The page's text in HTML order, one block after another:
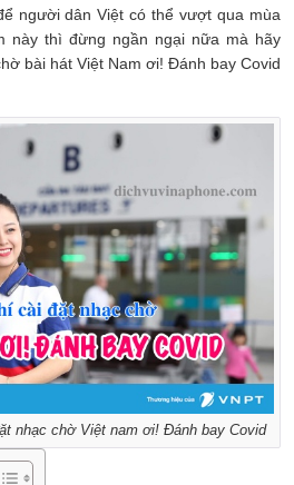
người dân Việt có thể vượt qua mùa
này thì đừng ngần ngại nữa mà hãy
bài hát Việt Nam ơi! Đánh bay Covid
nhạc chờ Việt nam ơi! Đánh bay Covid